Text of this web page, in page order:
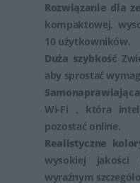
domach, biurach, jak i
swoją
różnorodność
Drukarki atramentowe
wydruku, szczególnie
fotografie czy obrazy.
wykorzystują
co pozwala uzyskać
Rozwiązanie dla
kompaktowej,
10 użytkowników.
Duża szybkość
aby sprostać
Wi-Fi , która
pozostać online.
Realistyczne
wysokiej jakości
wyraźnym